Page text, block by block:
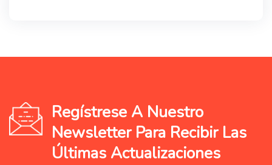
Regístrese A Nuestro
Newsletter Para Recibir Las
Últimas Actualizaciones